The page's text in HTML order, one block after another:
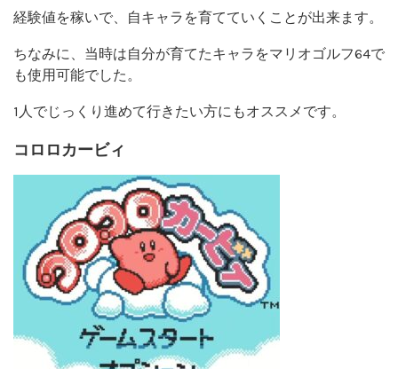
経験値を稼いで、自キャラを育てていくことが出来ます。
ちなみに、当時は自分が育てたキャラをマリオゴルフ64で
も使用可能でした。
1人でじっくり進めて行きたい方にもオススメです。
コロロカービィ